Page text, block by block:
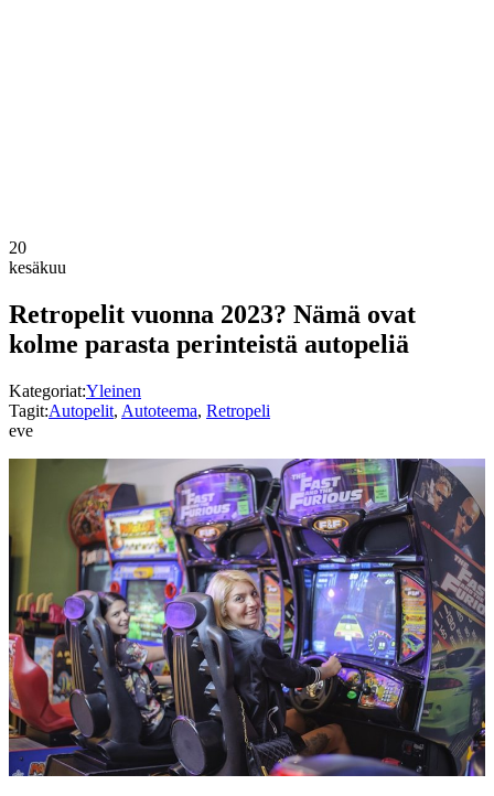
20
kesäkuu
Retropelit vuonna 2023? Nämä ovat
kolme parasta perinteistä autopeliä
Kategoriat:Yleinen
Tagit:Autopelit, Autoteema, Retropeli
eve